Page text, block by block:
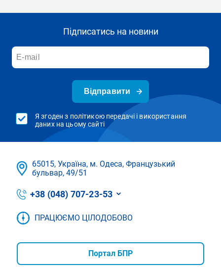
Підписатись на новини
Відправити
Я згоден з політикою передачі і використання
даних на цьому сайті
65015, Україна, м. Одеса, Французький
бульвар, 49/51
+38 (048) 707-23-53
ПРАЦЮЄМО ЦІЛОДОБОВО
Портал БПР